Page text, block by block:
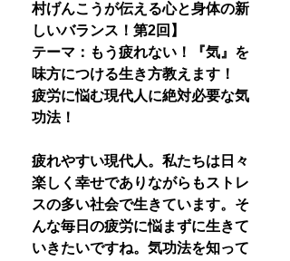
村げんこうが伝える心と身体の新
しいバランス！第2回】
テーマ：もう疲れない！『気』を
味方につける生き方教えます！
疲労に悩む現代人に絶対必要な気
功法！
疲れやすい現代人。私たちは日々
楽しく幸せでありながらもストレ
スの多い社会で生きています。そ
んな毎日の疲労に悩まずに生きて
いきたいですね。気功法を知って